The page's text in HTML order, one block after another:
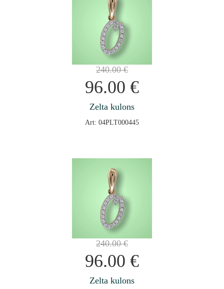
240.00€
96.00 €
Zelta kulons
Art: 04PLT000445
240.00€
96.00 €
Zelta kulons